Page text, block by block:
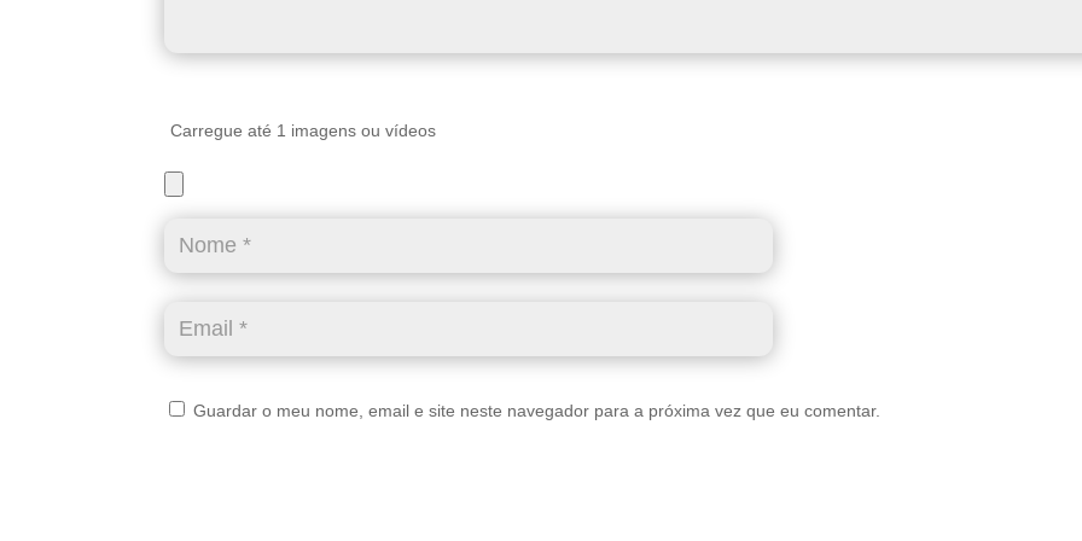
Carregue até 1 imagens ou vídeos
Guardar o meu nome, email e site neste navegador para a próxima vez que eu comentar.